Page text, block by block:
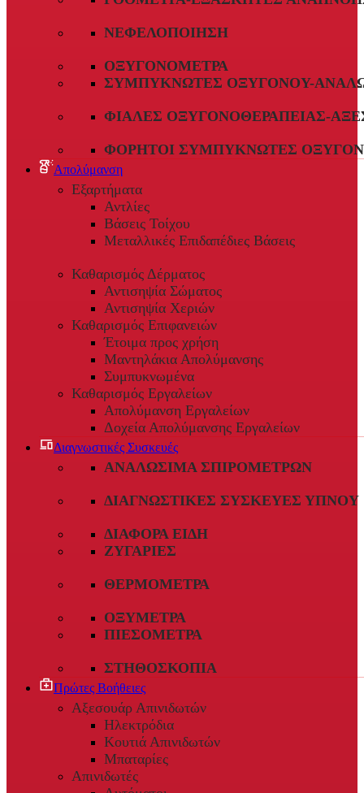
ΝΕΦΕΛΟΠΟΊΗΣΗ
ΟΞΥΓΟΝΌΜΕΤΡΑ
ΣΥΜΠΥΚΝΩΤΈΣ ΟΞΥΓΌΝΟΥ-
ΦΙΆΛΕΣ ΟΞΥΓΟΝΟΘΕΡΑΠΕΊΑΣ-
ΦΟΡΗΤΟΊ ΣΥΜΠΥΚΝΩΤΈΣ
Απολύμανση
Εξαρτήματα
Αντλίες
Βάσεις Τοίχου
Μεταλλικές Επιδαπέδιες Βάσεις
Καθαρισμός Δέρματος
Αντισηψία Σώματος
Αντισηψία Χεριών
Καθαρισμός Επιφανειών
Έτοιμα προς χρήση
Μαντηλάκια Απολύμανσης
Συμπυκνωμένα
Καθαρισμός Εργαλείων
Απολύμανση Εργαλείων
Δοχεία Απολύμανσης Εργαλείων
Διαγνωστικές Συσκευές
ΑΝΑΛΏΣΙΜΑ ΣΠΙΡΟΜΈΤΡΩΝ
ΔΙΑΓΝΩΣΤΙΚΈΣ ΣΥΣΚΕΥΈΣ ΎΠΝΟΥ
ΔΙΆΦΟΡΑ ΕΊΔΗ
ΖΥΓΑΡΙΈΣ
ΘΕΡΜΌΜΕΤΡΑ
ΟΞΎΜΕΤΡΑ
ΠΙΕΣΌΜΕΤΡΑ
ΣΤΗΘΟΣΚΌΠΙΑ
Πρώτες Βοήθειες
Αξεσουάρ Απινιδωτών
Ηλεκτρόδια
Κουτιά Απινιδωτών
Μπαταρίες
Απινιδωτές